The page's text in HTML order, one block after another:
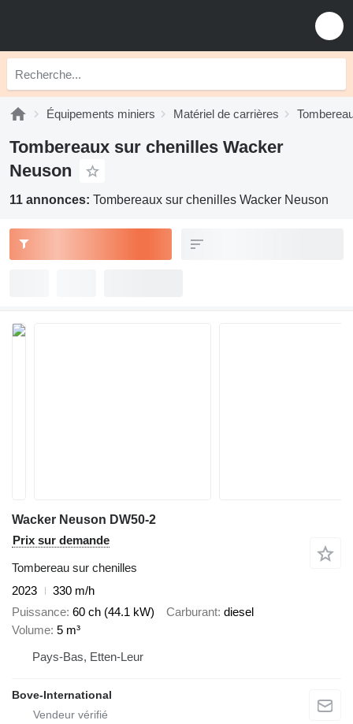
Équipements miniers Matériel de carrières
Tombereaux sur chenilles Wacker
Neuson
11 annonces: Tombereaux sur chenilles Wacker Neuson
Wacker Neuson DW50-2
Prix sur demande
Tombereau sur chenilles
2023
330 m/h
Puissance 60 ch (44.1 kW) Carburant diesel
Volume 5 m³
Pays-Bas, Etten-Leur
Bove-International